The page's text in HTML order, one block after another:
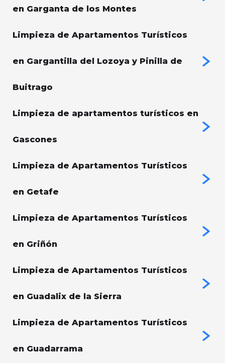
en Garganta de los Montes
Limpieza de Apartamentos Turísticos
en Gargantilla del Lozoya y Pinilla de
Buitrago
Limpieza de apartamentos turísticos en
Gascones
Limpieza de Apartamentos Turísticos
en Getafe
Limpieza de Apartamentos Turísticos
en Griñón
Limpieza de Apartamentos Turísticos
en Guadalix de la Sierra
Limpieza de Apartamentos Turísticos
en Guadarrama